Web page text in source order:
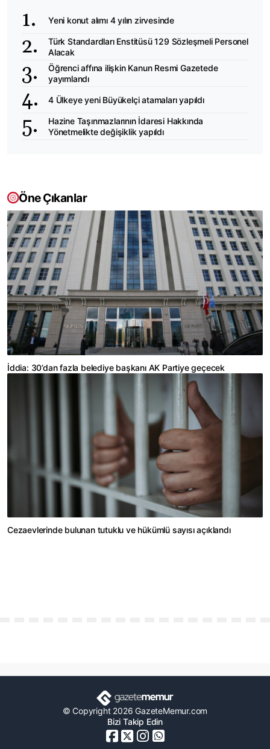
Yeni konut alımı 4 yılın zirvesinde
Türk Standardları Enstitüsü 129 Sözleşmeli Personel
Alacak
Öğrenci affına ilişkin Kanun Resmi Gazetede
yayımlandı
4 Ülkeye yeni Büyükelçi atamaları yapıldı
Hazine Taşınmazlarının İdaresi Hakkında
Yönetmelikte değişiklik yapıldı
Öne Çıkanlar
İddia: 30’dan fazla belediye başkanı AK Partiye geçecek
Cezaevlerinde bulunan tutuklu ve hükümlü sayısı açıklandı
© Copyright 2026 GazeteMemur.com
Bizi Takip Edin